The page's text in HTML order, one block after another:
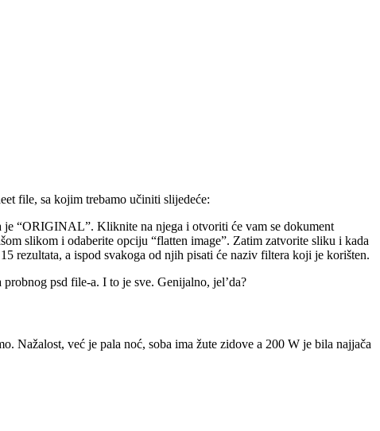
file, sa kojim trebamo učiniti slijedeće:
“ORIGINAL”. Kliknite na njega i otvoriti će vam se dokument
slikom i odaberite opciju “flatten image”. Zatim zatvorite sliku i kada
rezultata, a ispod svakoga od njih pisati će naziv filtera koji je korišten.
psd file-a. I to je sve. Genijalno, jel’da?
Nažalost, već je pala noć, soba ima žute zidove a 200 W je bila najjača